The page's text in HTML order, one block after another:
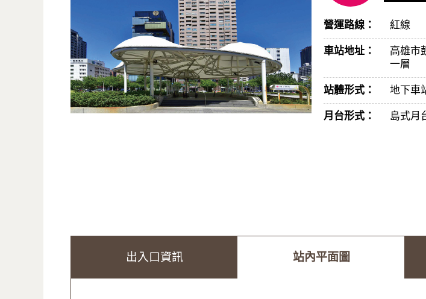
營運路線： 紅線
車站地址：
高雄市
一層
站體形式： 地下車
月台形式： 島式月
出入口資訊 站內平面圖